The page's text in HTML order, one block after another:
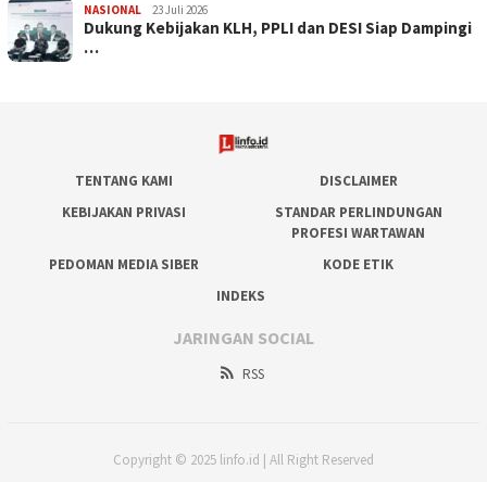
NASIONAL 23 Juli 2026
Dukung Kebijakan KLH, PPLI dan DESI Siap Dampingi
…
TENTANG KAMI
DISCLAIMER
KEBIJAKAN PRIVASI
STANDAR PERLINDUNGAN
PROFESI WARTAWAN
PEDOMAN MEDIA SIBER
KODE ETIK
INDEKS
JARINGAN SOCIAL
RSS
Copyright © 2025 linfo.id | All Right Reserved